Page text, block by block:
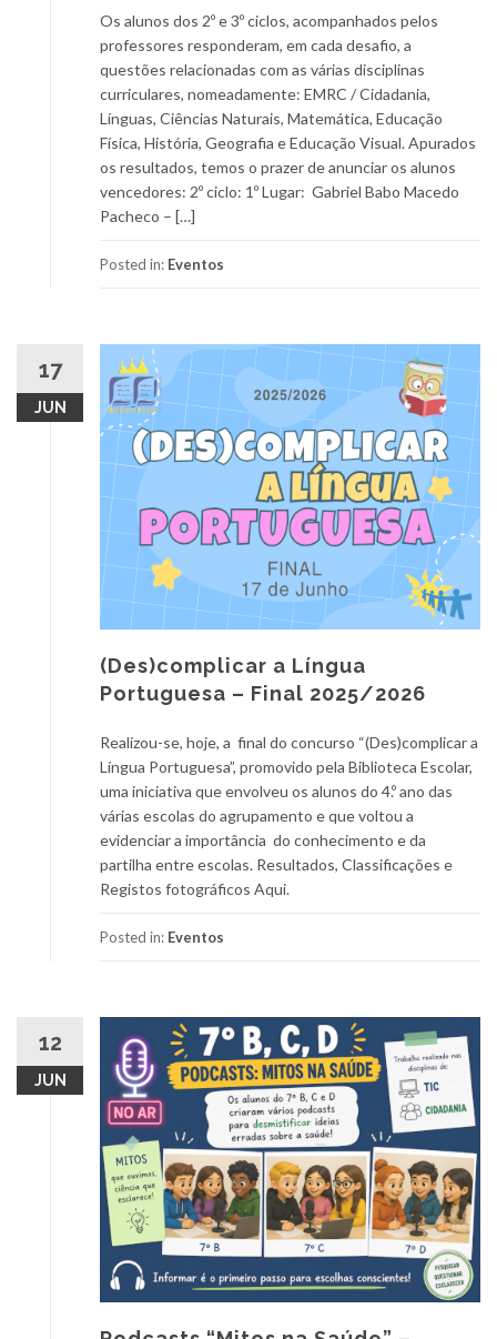
Os alunos dos 2º e 3º ciclos, acompanhados pelos
professores responderam, em cada desafio, a
questões relacionadas com as várias disciplinas
curriculares, nomeadamente: EMRC / Cidadania,
Línguas, Ciências Naturais, Matemática, Educação
Física, História, Geografia e Educação Visual. Apurados
os resultados, temos o prazer de anunciar os alunos
vencedores: 2º ciclo: 1º Lugar: Gabriel Babo Macedo
Pacheco – […]
Posted in: Eventos
17
JUN
(Des)complicar a Língua
Portuguesa – Final 2025/2026
Realizou-se, hoje, a final do concurso “(Des)complicar a
Língua Portuguesa”, promovido pela Biblioteca Escolar,
uma iniciativa que envolveu os alunos do 4.º ano das
várias escolas do agrupamento e que voltou a
evidenciar a importância do conhecimento e da
partilha entre escolas. Resultados, Classificações e
Registos fotográficos Aqui.
Posted in: Eventos
12
JUN